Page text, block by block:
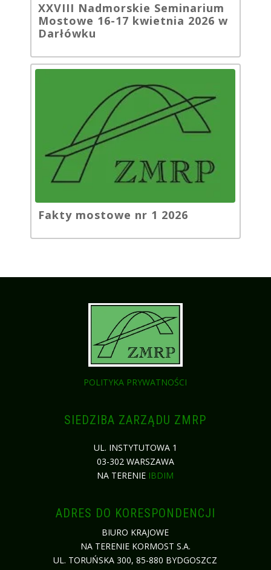
XXVIII Nadmorskie Seminarium
Mostowe 16-17 kwietnia 2026 w
Darłówku
Fakty mostowe nr 1 2026
POLITYKA PRYWATNOŚCI
SIEDZIBA ZARZĄDU ZMRP
UL. INSTYTUTOWA 1
03-302 WARSZAWA
NA TERENIE IBDIM
ADRES DO KORESPONDENCJI
BIURO KRAJOWE
NA TERENIE KORMOST S.A.
UL. TORUŃSKA 300, 85-880 BYDGOSZCZ